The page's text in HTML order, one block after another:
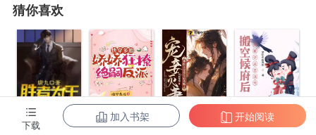
统：“你得按照我说的做。” 宋景枝：“区区系统，我劝
你少管。” 系统崩盘了…… 宋景枝干崩了系统后，
火速离开京都。 可是悠闲的日子没多久，宋景枝就发
现剧情好像崩了，她明明是独生女突然冒出两个玉树临
风的哥哥？清廉老爹爱财了，心机歹毒的老婶子觉得她
太废，都看懒得和她斗了。 宋景枝从一众拜帖，请帖
猜你喜欢
陈东王楠楠
快穿多胎，娇
宠妾灭妻？神
搬空候府后，
下载
加入书架 开始阅读